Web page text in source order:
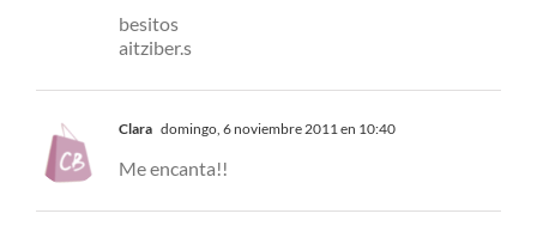
besitos
aitziber.s
Clara domingo, 6 noviembre 2011 en 10:40
Me encanta!!